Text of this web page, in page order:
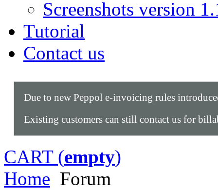
Screenshots version
Tutorial
Contact us
Due to new Peppol e-invoicing rules
Existing customers can still contact us for
CART (empty)
Home Forum